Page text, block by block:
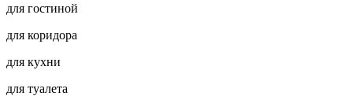
для гостиной
для коридора
для кухни
для туалета